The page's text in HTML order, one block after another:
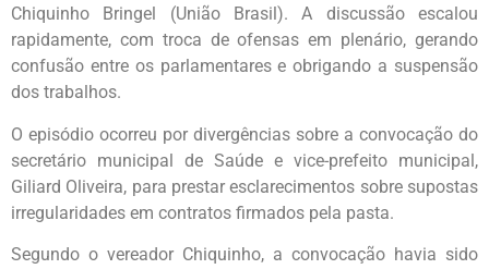
Chiquinho Bringel (União Brasil). A discussão escalou
rapidamente, com troca de ofensas em plenário, gerando
confusão entre os parlamentares e obrigando a suspensão
dos trabalhos.
O episódio ocorreu por divergências sobre a convocação do
secretário municipal de Saúde e vice-prefeito municipal,
Giliard Oliveira, para prestar esclarecimentos sobre supostas
irregularidades em contratos firmados pela pasta.
Segundo o vereador Chiquinho, a convocação havia sido